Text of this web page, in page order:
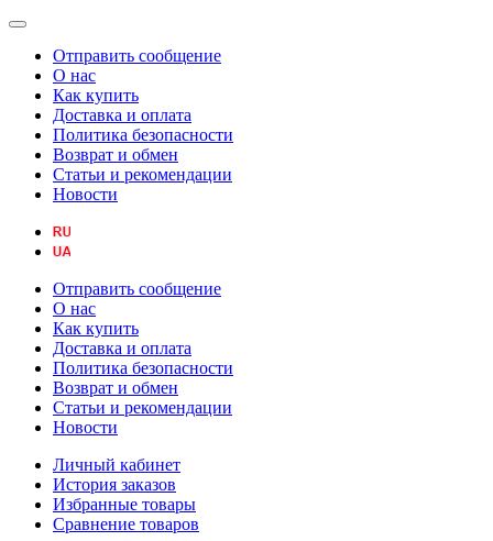
Отправить сообщение
О нас
Как купить
Доставка и оплата
Политика безопасности
Возврат и обмен
Статьи и рекомендации
Новости
Отправить сообщение
О нас
Как купить
Доставка и оплата
Политика безопасности
Возврат и обмен
Статьи и рекомендации
Новости
Личный кабинет
История заказов
Избранные товары
Сравнение товаров